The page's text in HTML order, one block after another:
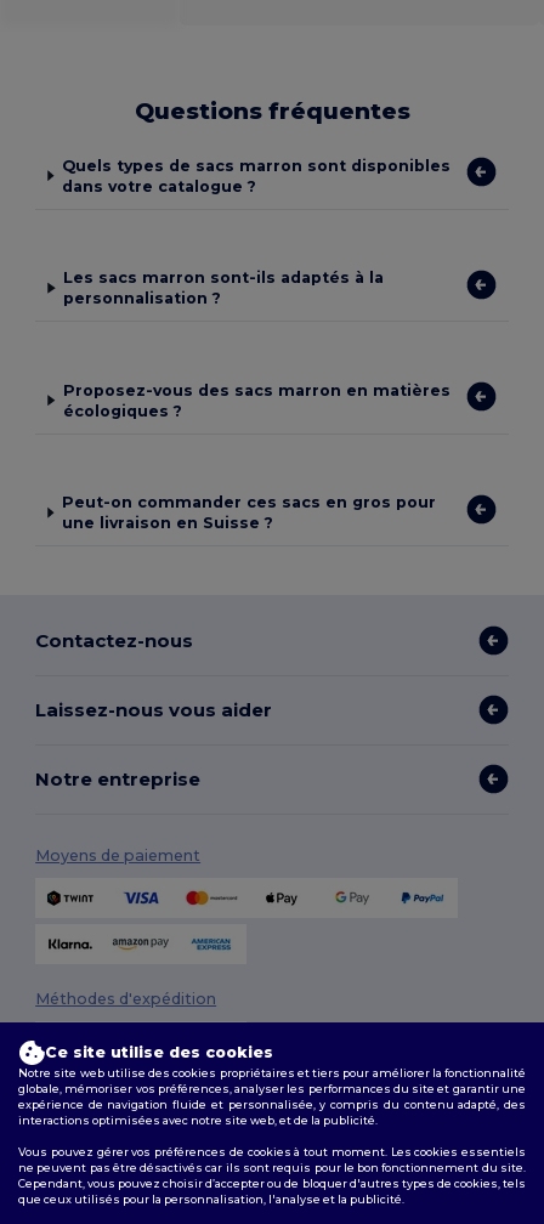
Questions fréquentes
Quels types de sacs marron sont disponibles
dans votre catalogue ?
Les sacs marron sont-ils adaptés à la
personnalisation ?
Proposez-vous des sacs marron en matières
écologiques ?
Peut-on commander ces sacs en gros pour
une livraison en Suisse ?
Contactez-nous
Laissez-nous vous aider
Notre entreprise
Moyens de paiement
Méthodes d'expédition
Suivez-nous
Ce site utilise des cookies
Notre site web utilise des cookies propriétaires et tiers pour améliorer la fonctionnalité
globale, mémoriser vos préférences, analyser les performances du site et garantir une
expérience de navigation fluide et personnalisée, y compris du contenu adapté, des
interactions optimisées avec notre site web, et de la publicité.
Vous pouvez gérer vos préférences de cookies à tout moment. Les cookies essentiels
ne peuvent pas être désactivés car ils sont requis pour le bon fonctionnement du site.
Cependant, vous pouvez choisir d’accepter ou de bloquer d'autres types de cookies, tels
que ceux utilisés pour la personnalisation, l'analyse et la publicité.